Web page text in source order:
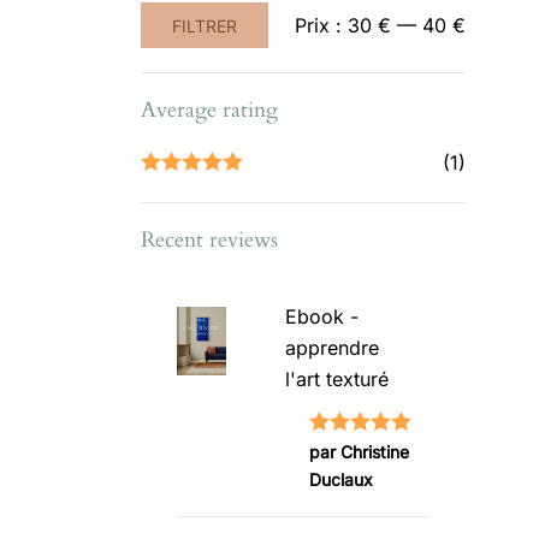
Prix
min
Prix
max
FILTRER Prix : 30 € — 40 €
Average rating
(1)
Recent reviews
Ebook -
apprendre
l'art texturé
Note5sur
5
par Christine
Duclaux